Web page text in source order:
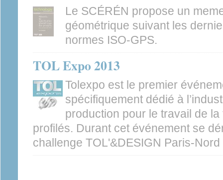
Le SCÉRÉN propose un
géométrique suivant les
normes ISO-GPS.
TOL Expo 2013
Tolexpo est le premier
spécifiquement dédié à
production pour le travail de
profilés. Durant cet événement se
challenge TOL'&DESIGN Paris-